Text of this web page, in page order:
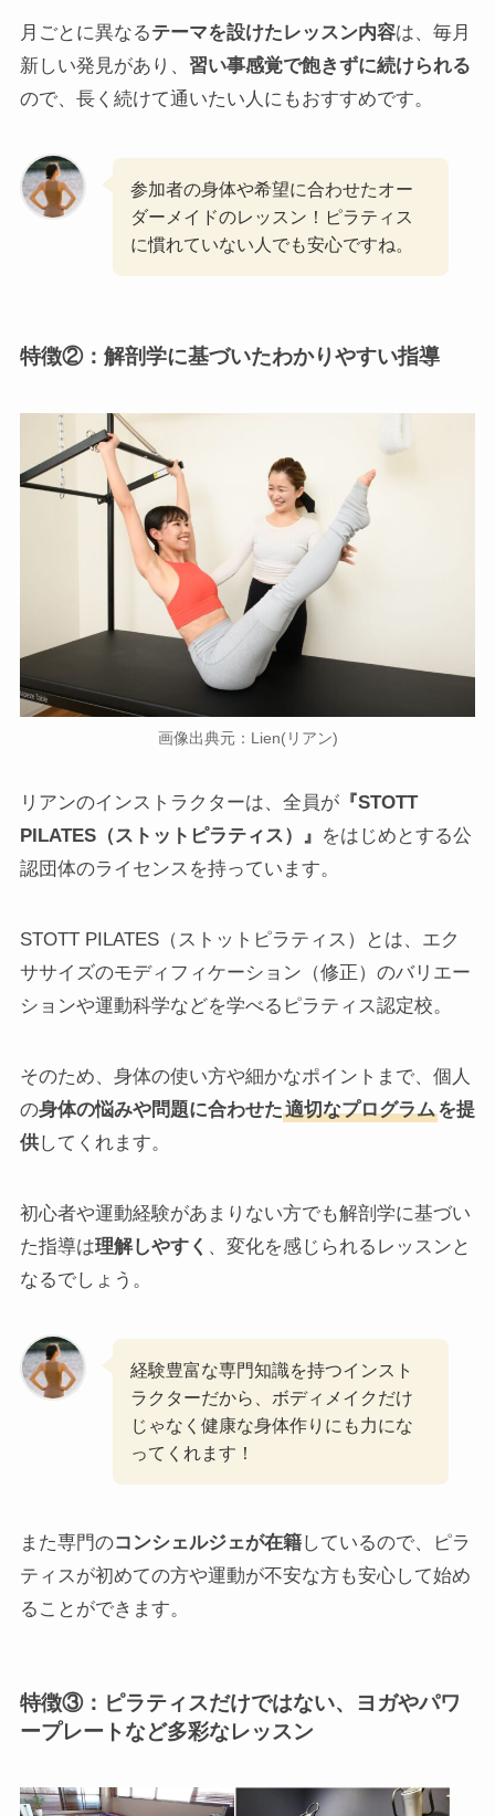
月ごとに異なるテーマを設けたレッスン内容は、毎月
新しい発見があり、 習い事感覚で飽きずに続けられる
ので、長く続けて通いたい人にもおすすめです。
参加者の身体や希望に合わせたオー
ダーメイドのレッスン！ピラティス
に慣れていない人でも安心ですね。
特徴②：解剖学に基づいたわかりやすい指導
画像出典元：Lien(リアン)
リアンのインストラクターは、全員が『STOTT
PILATES（ストットピラティス）』 をはじめとする公
認団体のライセンスを持っています。
STOTT PILATES（ストットピラティス）とは、エク
ササイズのモディフィケーション（修正）のバリエー
ションや運動科学などを学べるピラティス認定校。
そのため、身体の使い方や細かなポイントまで、個人
の身体の悩みや問題に合わせた適切なプログラムを提
供してくれます。
初心者や運動経験があまりない方でも解剖学に基づい
た指導は理解しやすく 、変化を感じられるレッスンと
なるでしょう。
経験豊富な専門知識を持つインスト
ラクターだから、ボディメイクだけ
じゃなく健康な身体作りにも力にな
ってくれます！
また専門のコンシェルジェが在籍しているので、ピラ
ティスが初めての方や運動が不安な方も安心して始め
ることができます。
特徴③：ピラティスだけではない、ヨガやパワ
ープレートなど多彩なレッスン